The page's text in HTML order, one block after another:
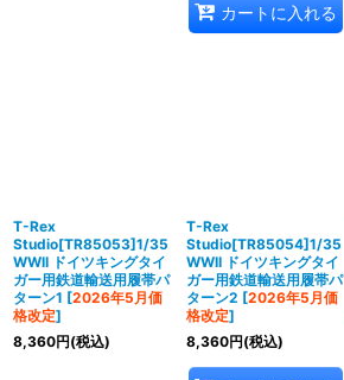
カートに入れる
T-Rex
Studio[TR85053]1/35
WWII ドイツキングタイ
ガー用鉄道輸送用履帯パ
ターン1 [2026年5月価
格改定]
8,360円(税込)
T-Rex
Studio[TR85054]1/35
WWII ドイツキングタイ
ガー用鉄道輸送用履帯パ
ターン2 [2026年5月価
格改定]
8,360円(税込)